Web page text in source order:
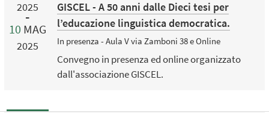
2025
10 MAG
2025
GISCEL - A 50 anni dalle Dieci tesi per
l’educazione linguistica democratica.
In presenza - Aula V via Zamboni 38 e Online
Convegno in presenza ed online organizzato
dall'associazione GISCEL.